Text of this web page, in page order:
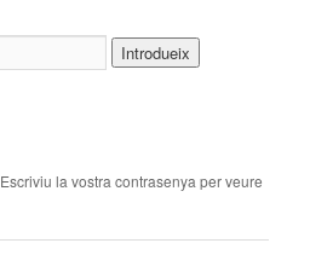
Escriviu la vostra contrasenya per veure